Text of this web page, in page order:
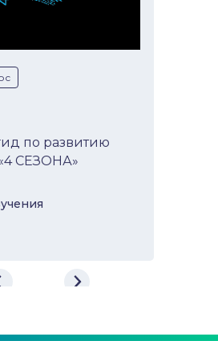
по развитию
СЕЗОНА»
по развитию
возможность для